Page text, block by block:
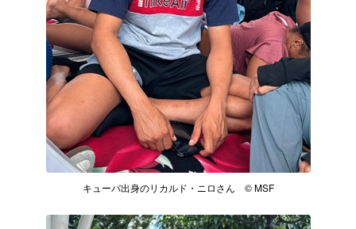
キューバ出身のリカルド・ニロさん © MSF